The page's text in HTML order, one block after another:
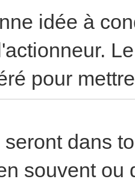
idée à
pour
dans
souvent ou